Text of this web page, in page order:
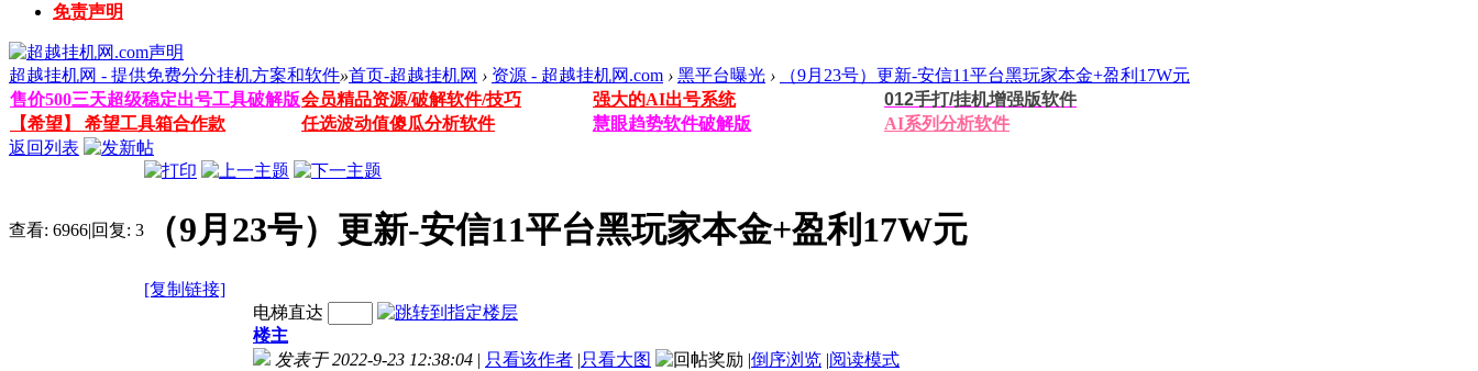
免责声明
超越挂机网 - 提供免费分分挂机方案和软件»首页-超越挂机网 › 资源 - 超越挂机网.com › 黑平台曝光 ›
（9月23号）更新-安信11平台黑玩家本金+盈利17W元
售价500三天超级稳定出号工具破解版会员精品资源/破解软件/技巧 强大的AI出号系统
012手打/挂机增强版软件
【希望】 希望工具箱合作款
任选波动值傻瓜分析软件 慧眼趋势软件破解版
AI系列分析软件
返回列表
查看: 6966|回复: 3 （9月23号）更新-安信11平台黑玩家本金+盈利17W元
[复制链接]
电梯直达
楼主
发表于 2022-9-23 12:38:04 | 只看该作者 |只看大图 |倒序浏览 |阅读模式